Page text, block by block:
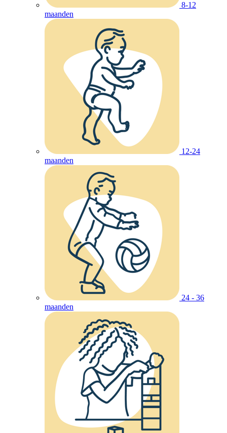
8-12
maanden
12-24
maanden
24 - 36
maanden